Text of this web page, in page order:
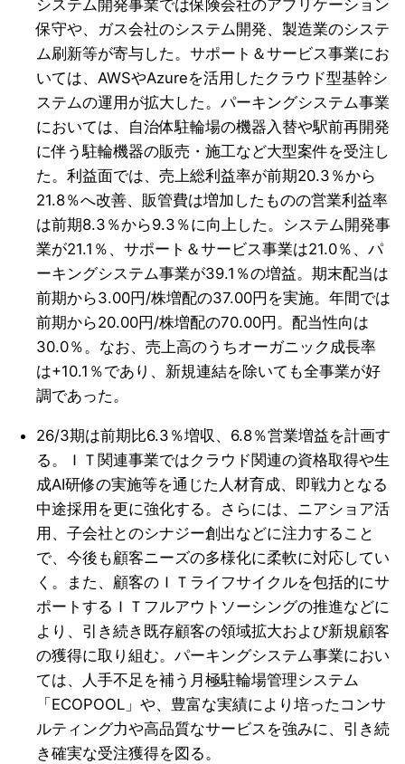
システム開発事業では保険会社のアプリケーション
保守や、ガス会社のシステム開発、製造業のシステ
ム刷新等が寄与した。サポート＆サービス事業にお
いては、AWSやAzureを活用したクラウド型基幹シ
ステムの運用が拡大した。パーキングシステム事業
においては、自治体駐輪場の機器入替や駅前再開発
に伴う駐輪機器の販売・施工など大型案件を受注し
た。利益面では、売上総利益率が前期20.3％から
21.8％へ改善、販管費は増加したものの営業利益率
は前期8.3％から9.3％に向上した。システム開発事
業が21.1％、サポート＆サービス事業は21.0％、パ
ーキングシステム事業が39.1％の増益。期末配当は
前期から3.00円/株増配の37.00円を実施。年間では
前期から20.00円/株増配の70.00円。配当性向は
30.0％。なお、売上高のうちオーガニック成長率
は+10.1％であり、新規連結を除いても全事業が好
調であった。
26/3期は前期比6.3％増収、6.8％営業増益を計画す
る。ＩＴ関連事業ではクラウド関連の資格取得や生
成AI研修の実施等を通じた人材育成、即戦力となる
中途採用を更に強化する。さらには、ニアショア活
用、子会社とのシナジー創出などに注力すること
で、今後も顧客ニーズの多様化に柔軟に対応してい
く。また、顧客のＩＴライフサイクルを包括的にサ
ポートするＩＴフルアウトソーシングの推進などに
より、引き続き既存顧客の領域拡大および新規顧客
の獲得に取り組む。パーキングシステム事業におい
ては、人手不足を補う月極駐輪場管理システム
「ECOPOOL」や、豊富な実績により培ったコンサ
ルティング力や高品質なサービスを強みに、引き続
き確実な受注獲得を図る。